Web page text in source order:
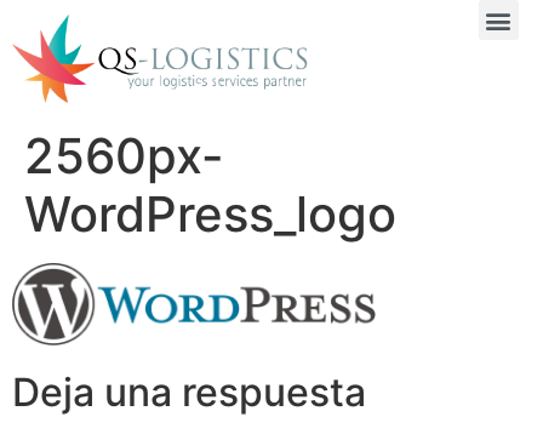
2560px-
WordPress_logo
Deja una respuesta